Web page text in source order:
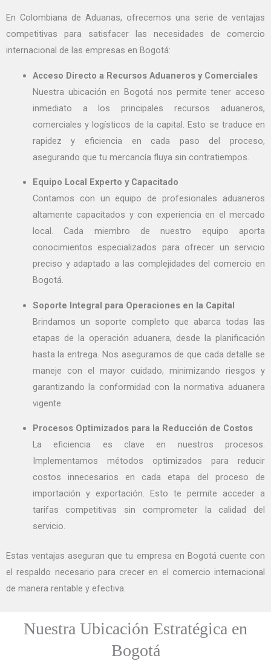
En Colombiana de Aduanas, ofrecemos una serie de ventajas
competitivas para satisfacer las necesidades de comercio
internacional de las empresas en Bogotá:
Acceso Directo a Recursos Aduaneros y Comerciales
Nuestra ubicación en Bogotá nos permite tener acceso
inmediato a los principales recursos aduaneros,
comerciales y logísticos de la capital. Esto se traduce en
rapidez y eficiencia en cada paso del proceso,
asegurando que tu mercancía fluya sin contratiempos.
Equipo Local Experto y Capacitado
Contamos con un equipo de profesionales aduaneros
altamente capacitados y con experiencia en el mercado
local. Cada miembro de nuestro equipo aporta
conocimientos especializados para ofrecer un servicio
preciso y adaptado a las complejidades del comercio en
Bogotá.
Soporte Integral para Operaciones en la Capital
Brindamos un soporte completo que abarca todas las
etapas de la operación aduanera, desde la planificación
hasta la entrega. Nos aseguramos de que cada detalle se
maneje con el mayor cuidado, minimizando riesgos y
garantizando la conformidad con la normativa aduanera
vigente.
Procesos Optimizados para la Reducción de Costos
La eficiencia es clave en nuestros procesos.
Implementamos métodos optimizados para reducir
costos innecesarios en cada etapa del proceso de
importación y exportación. Esto te permite acceder a
tarifas competitivas sin comprometer la calidad del
servicio.
Estas ventajas aseguran que tu empresa en Bogotá cuente con
el respaldo necesario para crecer en el comercio internacional
de manera rentable y efectiva.
Nuestra Ubicación Estratégica en
Bogotá